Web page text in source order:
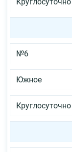
№6
Южное
Круглосуточно